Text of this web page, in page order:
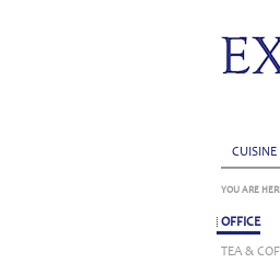
YOU ARE
OFFICE
TEA &